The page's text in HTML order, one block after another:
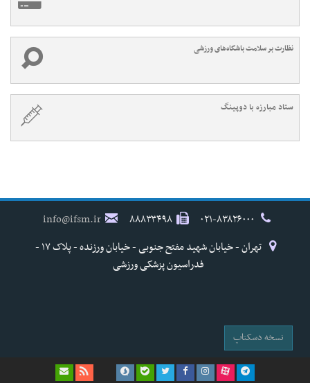
نظارت بر سلامت باشگاه‌های ورزشی
ستاد مبارزه با دوپینگ
۸۸۸۳۳۴۹۸
info@ifsm.ir
تهران - خیابان شهید مفتح جنوبی - خیابان ورزنده - پلاک ۱۷ -
فدراسیون پزشکی ورزشی
نسخه دسکتاپ